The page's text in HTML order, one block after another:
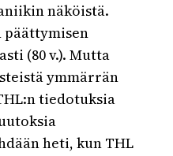
näköistä.
(80 v.). Mutta
ymmärrän
tiedotuksia
heti, kun THL